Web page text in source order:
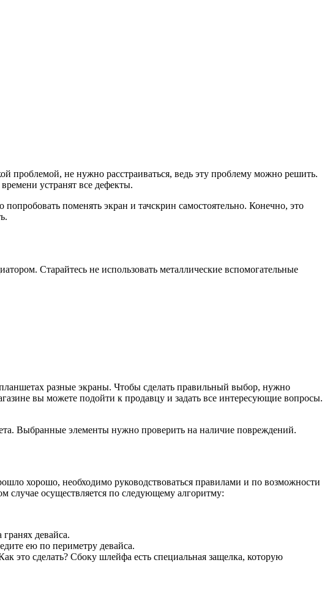
проблемой, не нужно расстраиваться, ведь эту проблему можно решить.
устранят все дефекты.
поменять экран и тачскрин самостоятельно. Конечно, это
Старайтесь не использовать металлические вспомогательные
разные экраны. Чтобы сделать правильный выбор, нужно
вы можете подойти к продавцу и задать все интересующие вопросы.
Выбранные элементы нужно проверить на наличие повреждений.
хорошо, необходимо руководствоваться правилами и по возможности
случае осуществляется по следующему алгоритму:
девайса.
ею по периметру девайса.
это сделать? Сбоку шлейфа есть специальная защелка, которую